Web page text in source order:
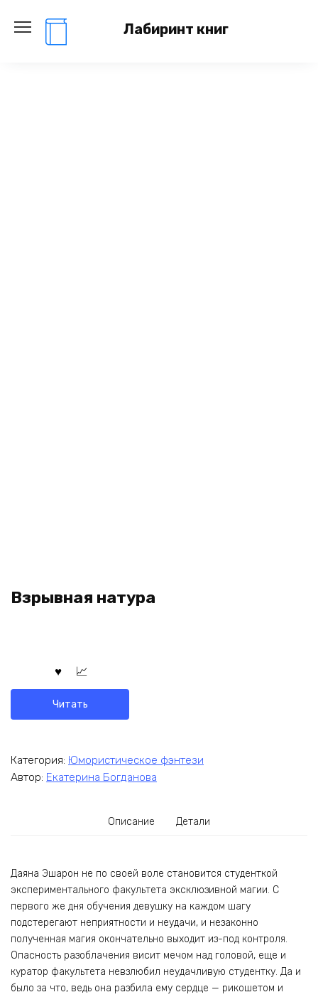
содержанию
Лабиринт книг
Взрывная натура
Читать
Категория: Юмористическое фэнтези
Автор: Екатерина Богданова
Описание Детали
Даяна Эшарон не по своей воле становится студенткой
экспериментального факультета эксклюзивной магии. С
первого же дня обучения девушку на каждом шагу
подстерегают неприятности и неудачи, и незаконно
полученная магия окончательно выходит из-под контроля.
Опасность разоблачения висит мечом над головой, еще и
куратор факультета невзлюбил неудачливую студентку. Да и
было за что, ведь она разбила ему сердце — рикошетом и